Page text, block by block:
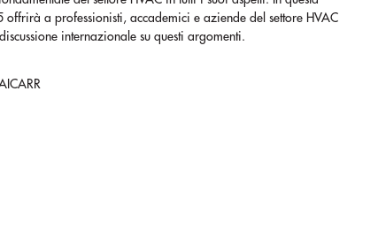
offrirà a professionisti, accademici e aziende del settore HVAC
internazionale su questi argomenti.